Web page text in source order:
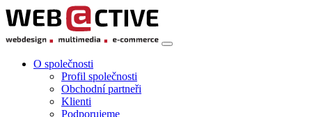
O společnosti
Profil společnosti
Obchodní partneři
Klienti
Podporujeme